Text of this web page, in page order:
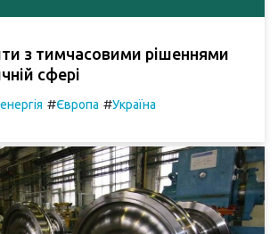
з тимчасовими рішеннями
сфері
#Європа #Україна